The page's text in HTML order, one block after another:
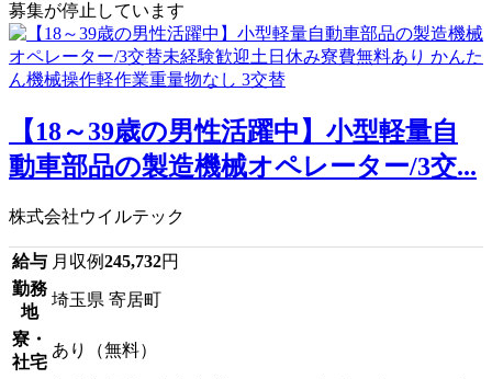
募集が停止しています
【18～39歳の男性活躍中】小型軽量自
動車部品の製造機械オペレーター/3交...
株式会社ウイルテック
給与 月収例245,732円
勤務
地
埼玉県 寄居町
寮・
社宅
あり（無料）